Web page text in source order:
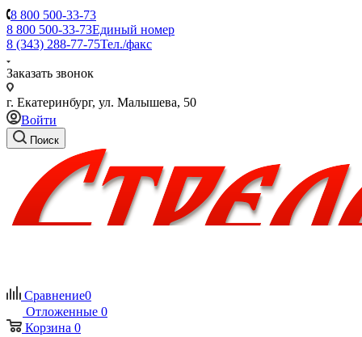
8 800 500-33-73
8 800 500-33-73Единый номер
8 (343) 288-77-75Тел./факс
Заказать звонок
г. Екатеринбург, ул. Малышева, 50
Войти
Поиск
Сравнение0
Отложенные 0
Корзина 0